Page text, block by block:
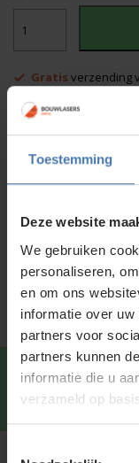
Toestemming
Deze website
We gebruiken
personaliseren,
en om ons
informatie over
partners voor
partners kunnen
informatie die u
verzameld op
statief
snelklem
aantalGratis verzending
Afhalen in
Productinformatie
Specificaties
Service en kalibratie
Snel en direct